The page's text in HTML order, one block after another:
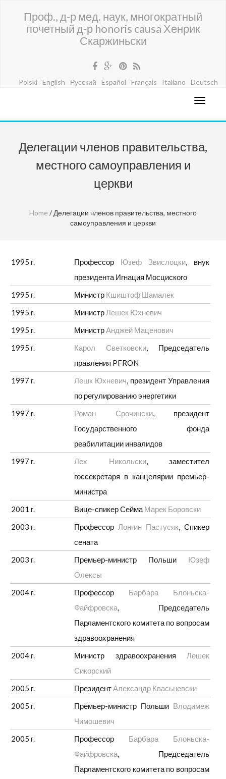
Проф., д-р мед. наук, многократный
почетный д-р honoris causa Хенрик
Скаржиньски
Polski English Русский Español Français Italiano Deutsch
Делегации членов правительства,
местного самоуправления и
церкви
Home / Делегации членов правительства, местного
самоуправления и церкви
1995 г. Профессор Юзеф Звислоцки, внук
президента Игнация Мосциского
1995 г.
Министр Кшиштоф Шамалек
1995 г.
Министр Лешек Юхневич
1995 г.
МинистрАнджей Маценович
1995 г.
Карол Светковски, Председатель
правления PFRON
1997 г.
Лешк Юхневич, президент Управления
по регулированию энергетики
1997 г.
Роман Срочински, президент
Государственного фонда
реабилитации инвалидов
1997 г.
Лех Никольски, заместител
госсекретаря в канцелярии премьер-
министра
2001 г.
Вице-спикер Сейма Марек Боровски
2003 г.
Профессор Лонгин Пастусяк, Спикер
сената
2003 г.
Премьер-министр Польши Юзеф
Олексы
2004 г.
Профессор Барбара Блоньска-
Файфровска, Председатель
Парламентского комитета по вопросам
здравоохранения
2004 г.
Министр здравоохранения Лешек
Сикорский
2005 г.
ПрезидентАлександр Квасьневски
2005 г.
Премьер-министр Польши Влодимеж
Чимошевич
2005 г.
Профессор Барбара Блоньска-
Файфровска, Председатель
Парламентского комитета по вопросам